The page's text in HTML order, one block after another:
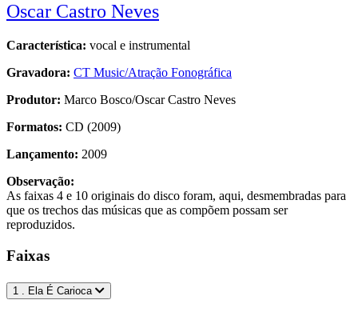
Oscar Castro Neves
Característica: vocal e instrumental
Gravadora: CT Music/Atração Fonográfica
Produtor: Marco Bosco/Oscar Castro Neves
Formatos: CD (2009)
Lançamento: 2009
Observação:
As faixas 4 e 10 originais do disco foram, aqui, desmembradas para
que os trechos das músicas que as compõem possam ser
reproduzidos.
Faixas
1 . Ela É Carioca